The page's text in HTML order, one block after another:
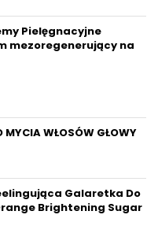
Pielęgnacyjne
mezoregenerujący na
MYCIA WŁOSÓW GŁOWY
Galaretka Do
Brightening Sugar